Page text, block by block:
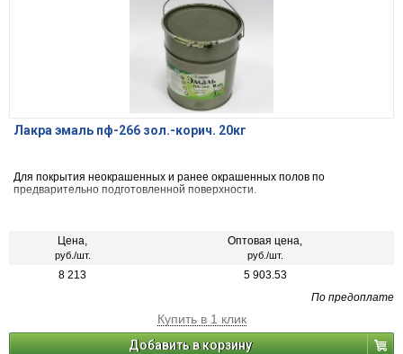
Лакра эмаль пф-266 зол.-корич. 20кг
Для покрытия неокрашенных и ранее окрашенных полов по
предварительно подготовленной поверхности.
Цена,
руб./шт.
Оптовая цена,
руб./шт.
8 213
5 903.53
По предоплате
Купить в 1 клик
Добавить в корзину